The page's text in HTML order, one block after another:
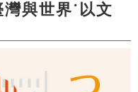
灣與世界˙以文